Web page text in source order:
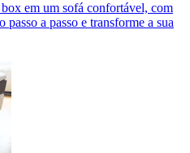
em um sofá confortável, com
a passo e transforme a sua